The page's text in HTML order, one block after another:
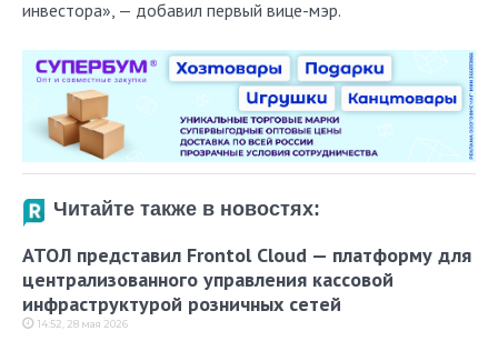
инвестора», — добавил первый вице-мэр.
Читайте также в новостях:
АТОЛ представил Frontol Cloud — платформу для
централизованного управления кассовой
инфраструктурой розничных сетей
14:52, 28 мая 2026